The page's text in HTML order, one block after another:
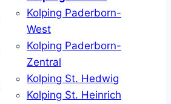
Kolping Paderborn-
West
Kolping Paderborn-
Zentral
Kolping St. Hedwig
Kolping St. Heinrich